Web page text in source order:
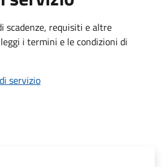
scadenze, requisiti e altre
i termini e le condizioni di
servizio